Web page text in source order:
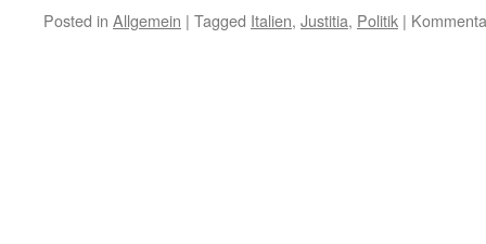
Posted in Allgemein | Tagged Italien, Justitia, Politik |